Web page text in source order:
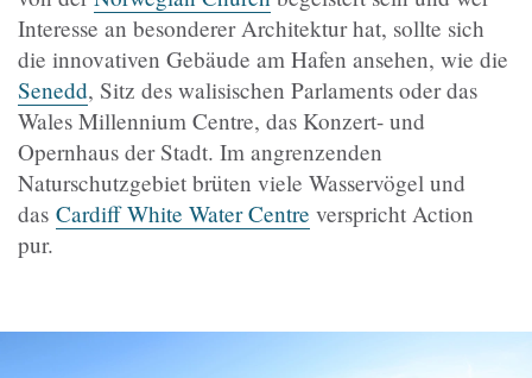
Interesse an besonderer Architektur hat, sollte sich
die innovativen Gebäude am Hafen ansehen, wie die
Senedd, Sitz des walisischen Parlaments oder das
Wales Millennium Centre, das Konzert- und
Opernhaus der Stadt. Im angrenzenden
Naturschutzgebiet brüten viele Wasservögel und
das Cardiff White Water Centre verspricht Action
pur.